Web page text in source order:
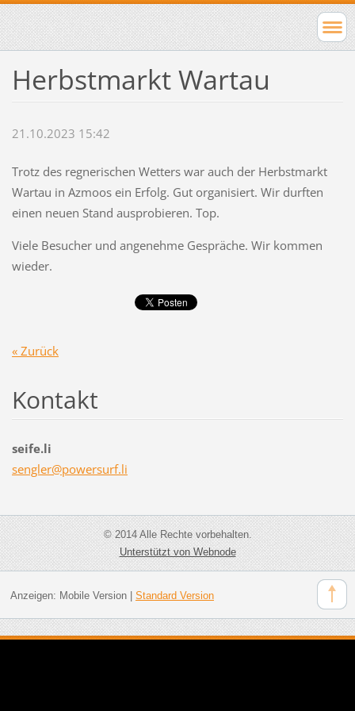
Herbstmarkt Wartau
21.10.2023 15:42
Trotz des regnerischen Wetters war auch der Herbstmarkt
Wartau in Azmoos ein Erfolg. Gut organisiert. Wir durften
einen neuen Stand ausprobieren. Top.
Viele Besucher und angenehme Gespräche. Wir kommen
wieder.
« Zurück
Kontakt
seife.li
sengler@powersurf.li
© 2014 Alle Rechte vorbehalten.
Unterstützt von Webnode
Anzeigen: Mobile Version| Standard Version